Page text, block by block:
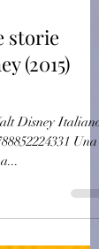
storie
(2015)
Disney Italiano
Una